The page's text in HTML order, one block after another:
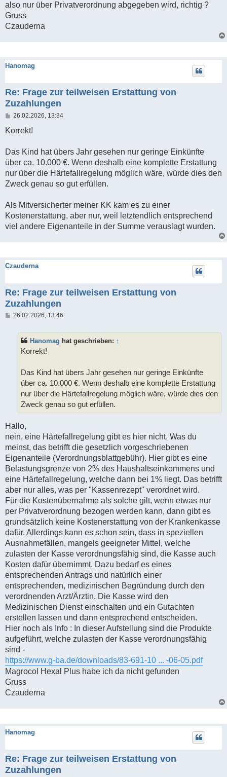
also nur über Privatverordnung abgegeben wird, richtig ?
Gruss
Czauderna
Hanomag
Re: Frage zur teilweisen Erstattung von
Zuzahlungen
B
i
a
26.02.2026, 13:34
Korrekt!
Das Kind hat übers Jahr gesehen nur geringe Einkünfte
über ca. 10.000 €. Wenn deshalb eine komplette Erstattung
nur über die Härtefallregelung möglich wäre, würde dies den
Zweck genau so gut erfüllen.
Als Mitversicherter meiner KK kam es zu einer
Kostenerstattung, aber nur, weil letztendlich entsprechend
viel andere Eigenanteile in der Summe verauslagt wurden.
Czauderna
Re: Frage zur teilweisen Erstattung von
Zuzahlungen
B26.02.2026, 13:46
Hanomag hat geschrieben: ↑
Korrekt!
Das Kind hat übers Jahr gesehen nur geringe Einkünfte
über ca. 10.000 €. Wenn deshalb eine komplette Erstattung
nur über die Härtefallregelung möglich wäre, würde dies den
Zweck genau so gut erfüllen.
Hallo,
nein, eine Härtefallregelung gibt es hier nicht. Was du
meinst, das betrifft die gesetzlich vorgeschriebenen
Eigenanteile (Verordnungsblattgebühr). Hier gibt es eine
Belastungsgrenze von 2% des Haushaltseinkommens und
eine Härtefallregelung, welche dann bei 1% liegt. Das betrifft
aber nur alles, was per "Kassenrezept" verordnet wird.
Für die Kostenübernahme als solche gilt, wenn etwas nur
per Privatverordnung bezogen werden kann, dann gibt es
grundsätzlich keine Kostenerstattung von der Krankenkasse
dafür. Allerdings kann es schon sein, dass in speziellen
Ausnahmefällen, mangels geeigneter Mittel, welche
zulasten der Kasse verordnungsfähig sind, die Kasse auch
Kosten dafür übernimmt. Dazu bedarf es eines
entsprechenden Antrags und natürlich einer
entsprechenden, medizinischen Begründung durch den
verordnenden Arzt/Ärztin. Die Kasse wird den
Medizinischen Dienst einschalten und ein Gutachten
erstellen lassen und dann entsprechend entscheiden.
Hier noch als Info : In dieser Aufstellung sind die Produkte
aufgeführt, welche zulasten der Kasse verordnungsfähig
sind -
https://www.g-ba.de/downloads/83-691-10 ... -06-05.pdf
Magrocol Hexal Plus habe ich da nicht gefunden
Gruss
Czauderna
Hanomag
Re: Frage zur teilweisen Erstattung von
Zuzahlungen